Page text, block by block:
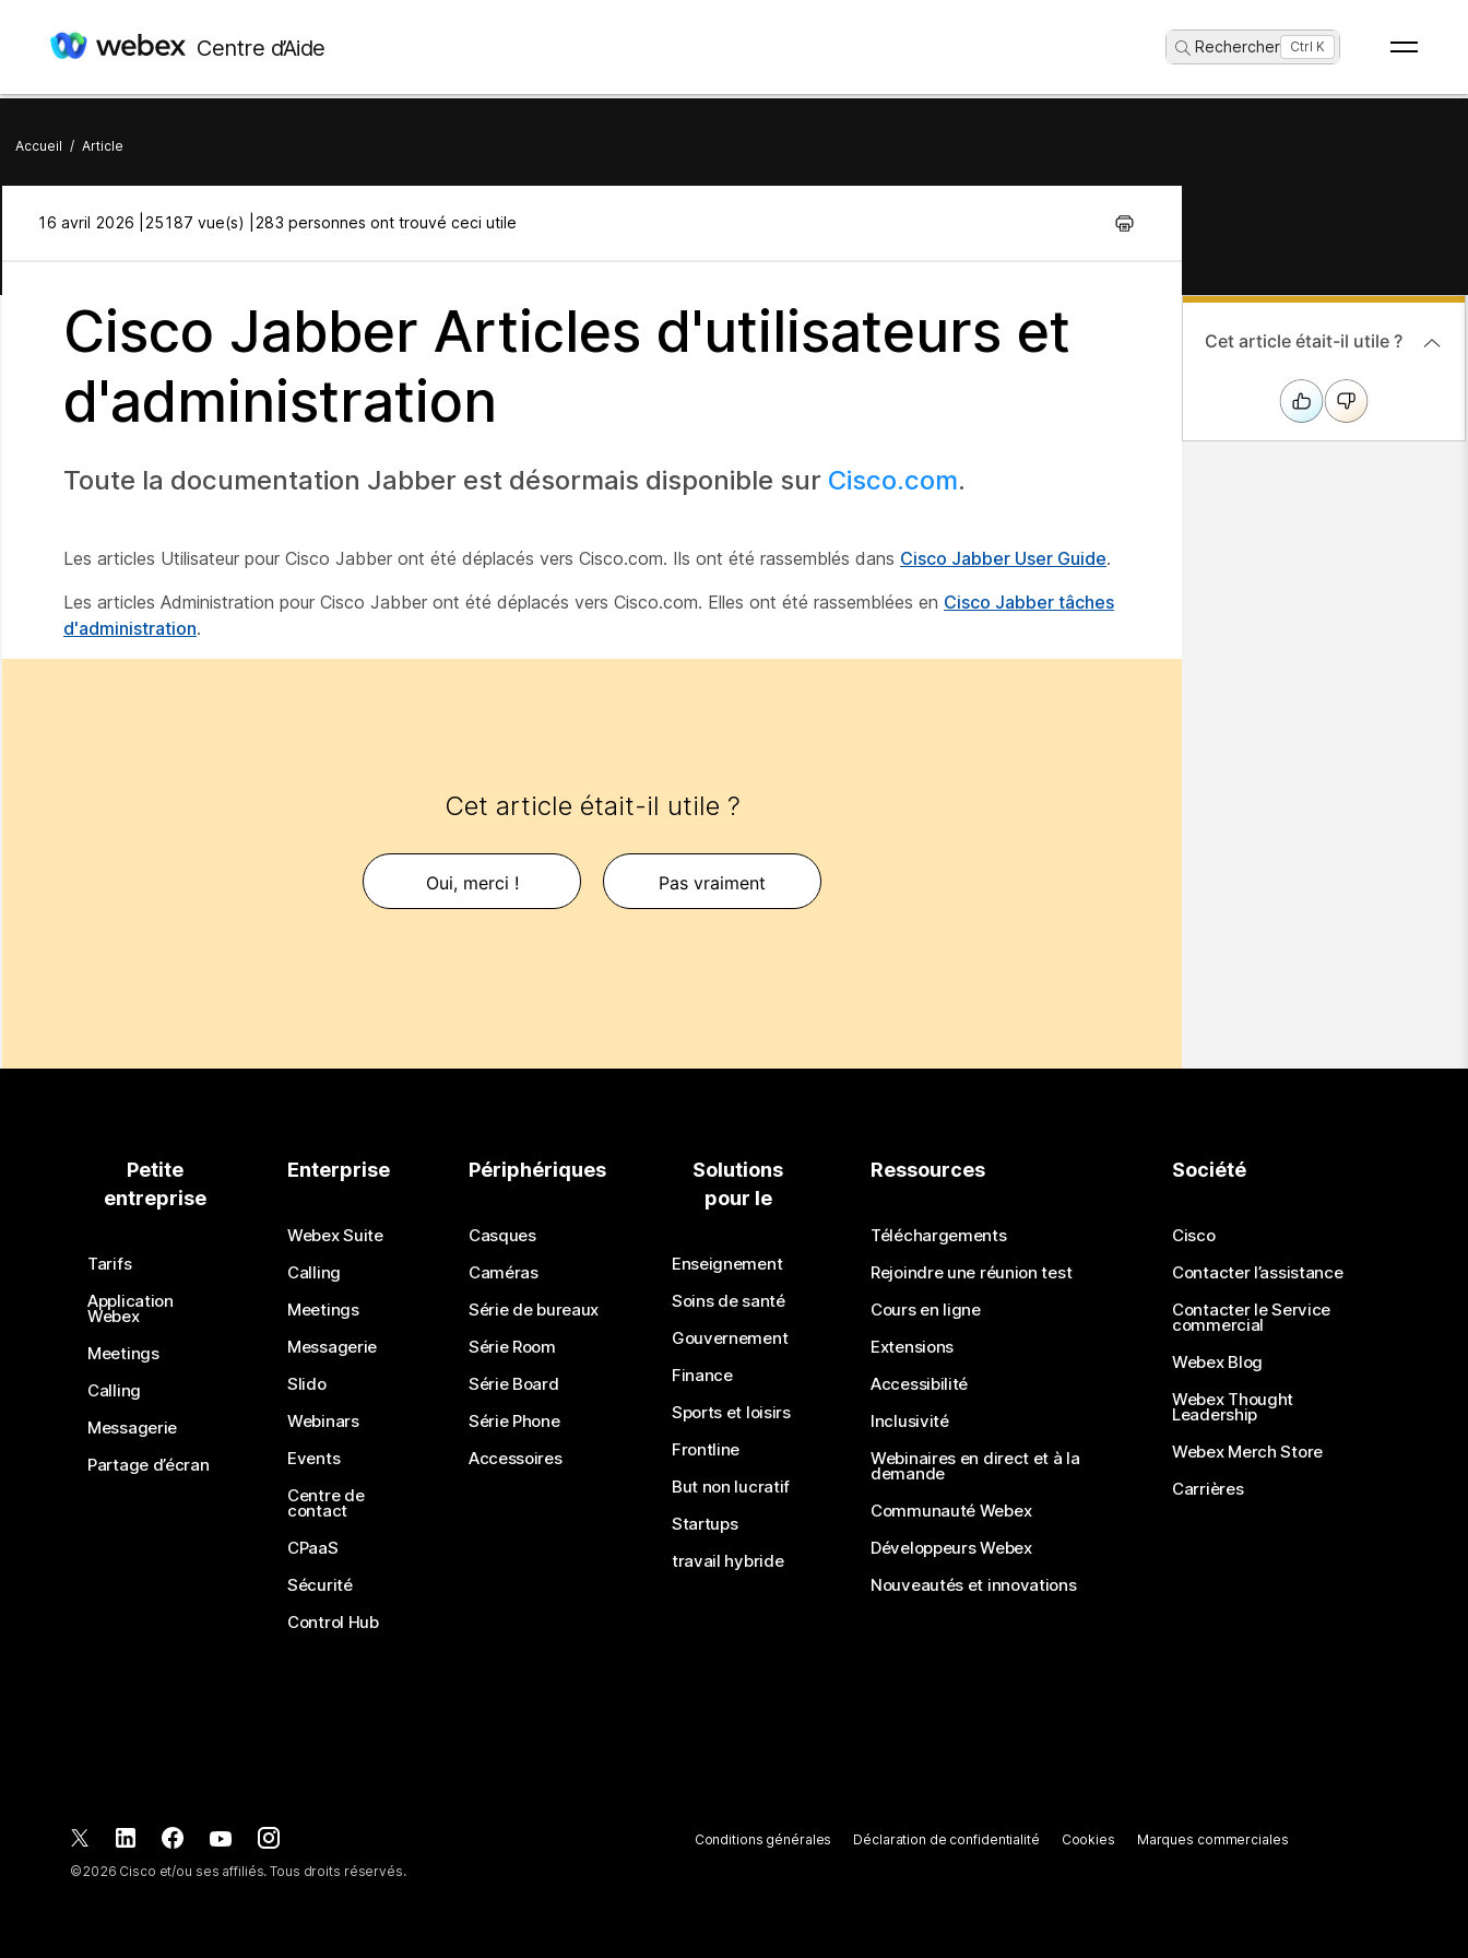
Centre d’Aide Rechercher ...Ctrl K
Accueil / Article
16 avril 2026 | 25187 vue(s) | 283 personnes ont trouvé ceci utile
Cisco Jabber Articles d'utilisateurs et
d'administration
Toute la documentation Jabber est désormais disponible sur Cisco.com.
Les articles Utilisateur pour Cisco Jabber ont été déplacés vers Cisco.com. Ils ont été rassemblés dans Cisco Jabber User Guide.
Les articles Administration pour Cisco Jabber ont été déplacés vers Cisco.com. Elles ont été rassemblées en Cisco Jabber tâches
d'administration.
Cet article était-il utile ?
Oui, merci ! Pas vraiment
Cet article était-il utile ?
Petite
entreprise
Tarifs
Application
Webex
Meetings
Calling
Messagerie
Partage d’écran
Enterprise
Webex Suite
Calling
Meetings
Messagerie
Slido
Webinars
Events
Centre de
contact
CPaaS
Sécurité
Control Hub
Périphériques
Casques
Caméras
Série de bureaux
Série Room
Série Board
Série Phone
Accessoires
Solutions
pour le
Enseignement
Soins de santé
Gouvernement
Finance
Sports et loisirs
Frontline
But non lucratif
Startups
travail hybride
Ressources
Téléchargements
Rejoindre une réunion test
Cours en ligne
Extensions
Accessibilité
Inclusivité
Webinaires en direct et à la
demande
Communauté Webex
Développeurs Webex
Nouveautés et innovations
Société
Cisco
Contacter l’assistance
Contacter le Service
commercial
Webex Blog
Webex Thought
Leadership
Webex Merch Store
Carrières
©2026 Cisco et/ou ses affiliés. Tous droits réservés.
Conditions générales Déclaration de confidentialité Cookies Marques commerciales